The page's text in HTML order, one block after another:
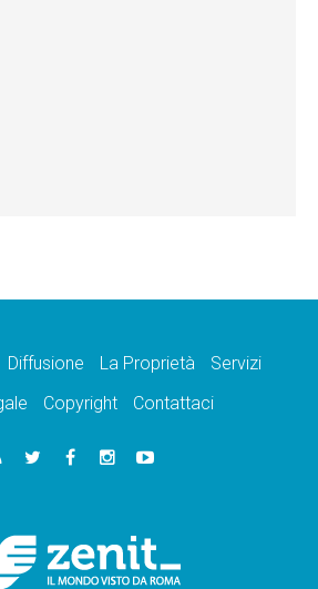
Diffusione La Proprietà
Servizi
Copyright Contattaci